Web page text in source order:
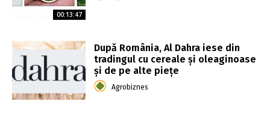
00:13:47
După România, Al Dahra iese din
tradingul cu cereale și oleaginoase
și de pe alte piețe
Agrobiznes